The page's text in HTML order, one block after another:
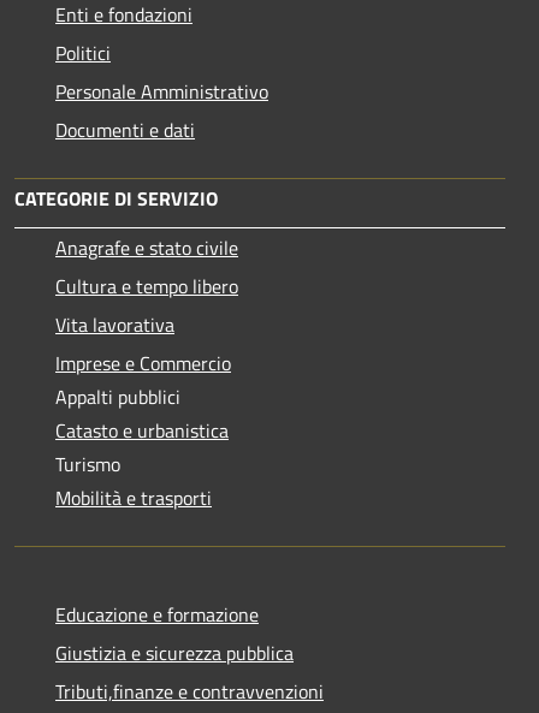
Enti e fondazioni
Politici
Personale Amministrativo
Documenti e dati
CATEGORIE DI SERVIZIO
Anagrafe e stato civile
Cultura e tempo libero
Vita lavorativa
Imprese e Commercio
Appalti pubblici
Catasto e urbanistica
Turismo
Mobilità e trasporti
Educazione e formazione
Giustizia e sicurezza pubblica
Tributi,finanze e contravvenzioni